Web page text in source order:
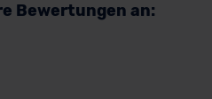
Bewertungen an: